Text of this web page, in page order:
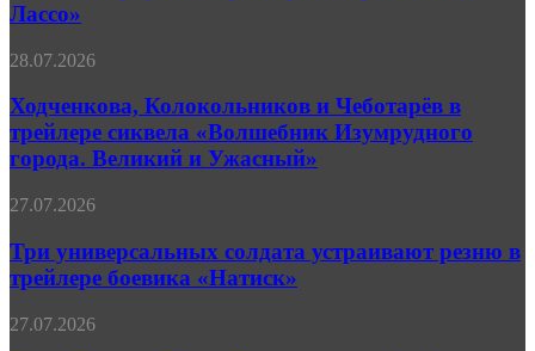
безумие
четвёртого
«Тед
Лассо»
Ходченкова,
и
Чеботарёв
в
трейлере
«Волшебник
города.
Великий
Ужасный»
28.07.2026
Ходченкова, Колокольников и Чеботарёв в
трейлере сиквела «Волшебник Изумрудного
города. Великий и Ужасный»
Три
солдата
устраивают
резню
трейлере
27.07.2026
Три универсальных солдата устраивают резню в
трейлере боевика «Натиск»
Второй
27.07.2026